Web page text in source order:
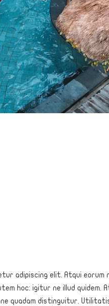
adipiscing elit. Atqui
hoc: igitur ne illud quidem.
quadam distinguitur.